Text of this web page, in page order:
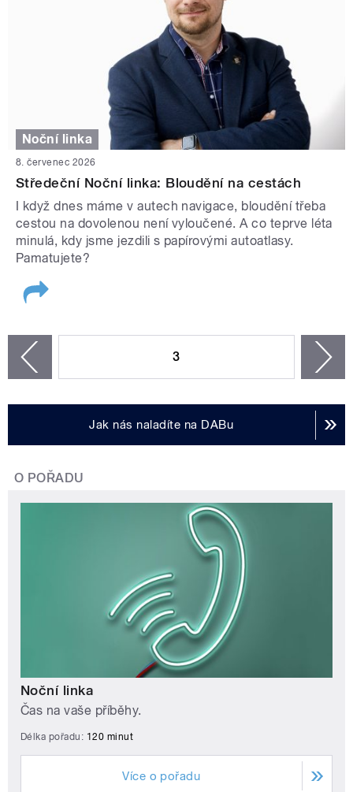
Noční linka
8. červenec 2026
Středeční Noční linka: Bloudění na cestách
I když dnes máme v autech navigace, bloudění třeba
cestou na dovolenou není vyloučené. A co teprve léta
minulá, kdy jsme jezdili s papírovými autoatlasy.
Pamatujete?
3
Jak nás naladíte na DABu
O POŘADU
Noční linka
Čas na vaše příběhy.
Délka pořadu: 120 minut
Více o pořadu